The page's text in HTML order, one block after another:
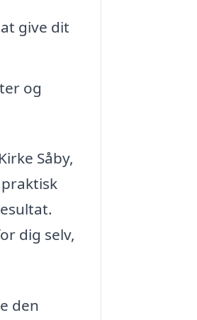
give dit
og
Såby,
dig selv,
den